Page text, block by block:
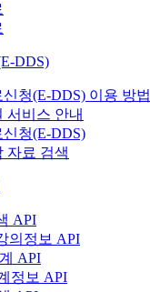
DDS)
청(E-DDS) 이용 방법
서비스 안내
청(E-DDS)
자료 검색
API
의정보 API
API
정보 API